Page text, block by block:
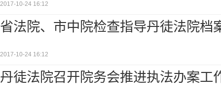
2017-10-24 16:12
省法院、市中院检查指导丹徒法院档
2017-10-24 16:12
丹徒法院召开院务会推进执法办案工